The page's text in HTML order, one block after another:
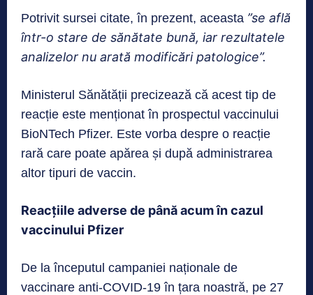
Potrivit sursei citate, în prezent, aceasta ”se află
într-o stare de sănătate bună, iar rezultatele
analizelor nu arată modificări patologice”.
Ministerul Sănătății precizează că acest tip de
reacție este menționat în prospectul vaccinului
BioNTech Pfizer. Este vorba despre o reacție
rară care poate apărea și după administrarea
altor tipuri de vaccin.
Reacțiile adverse de până acum în cazul
vaccinului Pfizer
De la începutul campaniei naționale de
vaccinare anti-COVID-19 în țara noastră, pe 27